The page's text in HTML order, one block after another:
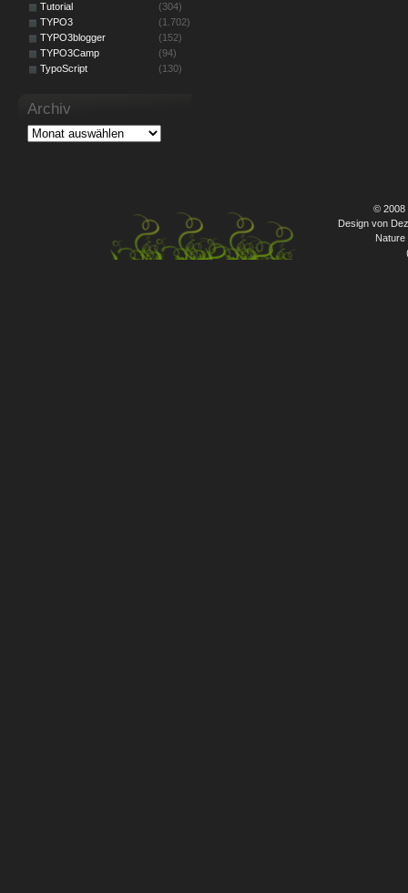
Tutorial
(304)
TYPO3
(1.702)
TYPO3blogger
(152)
TYPO3Camp
(94)
TypoScript
(130)
Archiv
© 2008
Design von
Nature